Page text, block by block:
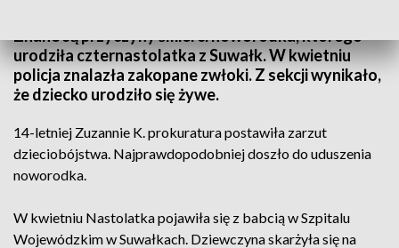
Znane są przyczyny śmierci noworodka, którego
urodziła czternastolatka z Suwałk. W kwietniu
policja znalazła zakopane zwłoki. Z sekcji wynikało,
że dziecko urodziło się żywe.
14-letniej Zuzannie K. prokuratura postawiła zarzut
dzieciobójstwa. Najprawdopodobniej doszło do uduszenia
noworodka.
W kwietniu Nastolatka pojawiła się z babcią w Szpitalu
Wojewódzkim w Suwałkach. Dziewczyna skarżyła się na